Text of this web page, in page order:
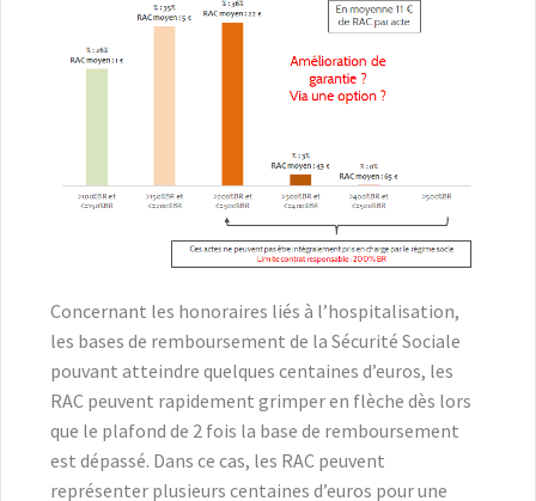
Concernant les honoraires liés à l’hospitalisation,
les bases de remboursement de la Sécurité Sociale
pouvant atteindre quelques centaines d’euros, les
RAC peuvent rapidement grimper en flèche dès lors
que le plafond de 2 fois la base de remboursement
est dépassé. Dans ce cas, les RAC peuvent
représenter plusieurs centaines d’euros pour une